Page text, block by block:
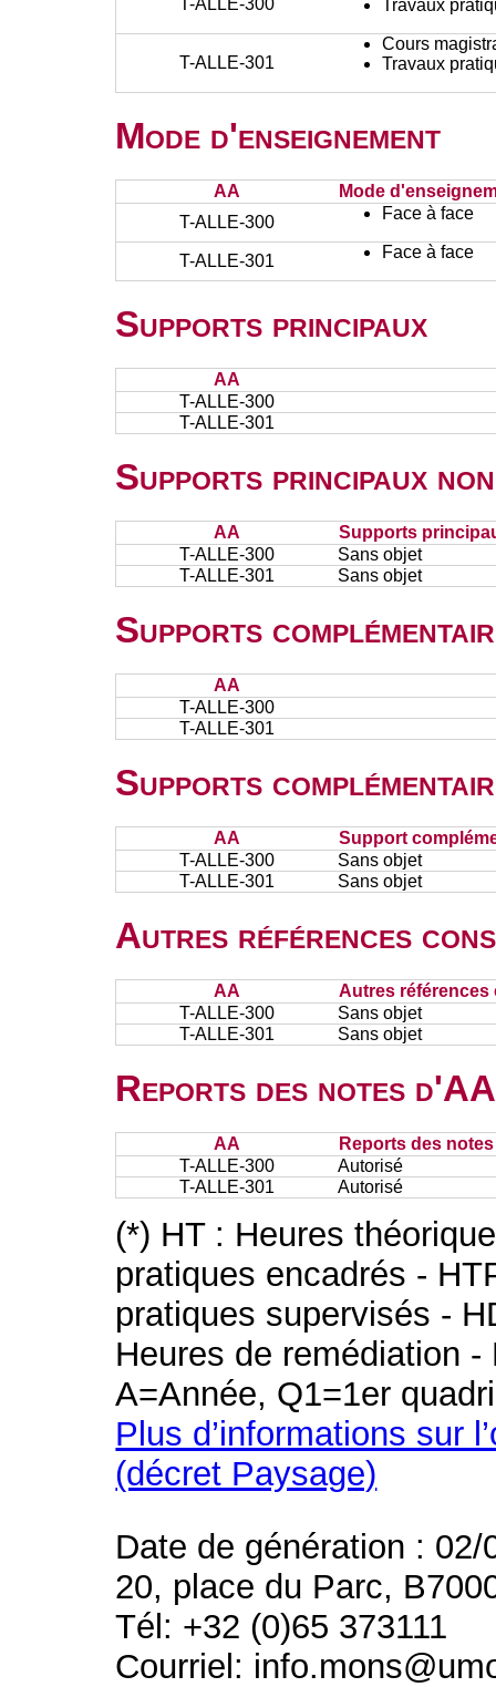
T-ALLE-300 Travaux
T-ALLE-301
Cours
Travaux
Mode d'enseignement
AA
Mode
T-ALLE-300
Face à face
T-ALLE-301 Face à face
Supports principaux
AA
T-ALLE-300
T-ALLE-301
Supports principaux
AA
Supports
T-ALLE-300
Sans objet
T-ALLE-301
Sans objet
Supports
AA
T-ALLE-300
T-ALLE-301
Supports
AA
Support
T-ALLE-300
Sans objet
T-ALLE-301
Sans objet
Autres références
AA
Autres références
T-ALLE-300
Sans objet
T-ALLE-301
Sans objet
Reports des notes
AA
Reports des
T-ALLE-300
Autorisé
T-ALLE-301
Autorisé
(*) HT : Heures
pratiques encadrés -
pratiques supervisés -
Heures de remédiation
A=Année, Q1=1er
Plus d’informations sur
(décret Paysage)
Date de génération : 02/
20, place du Parc,
Tél: +32 (0)65 373111
Courriel: